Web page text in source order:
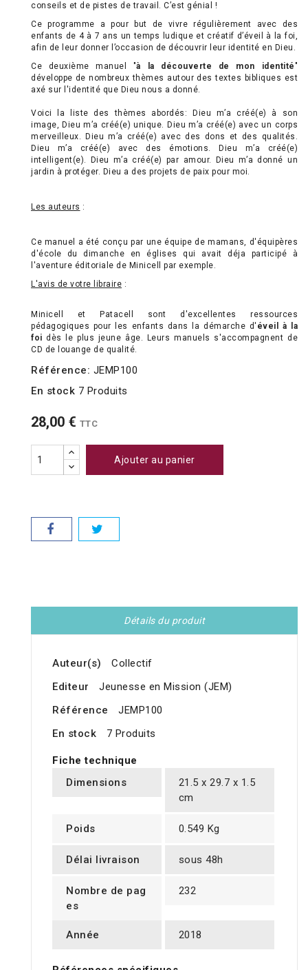
conseils et de pistes de travail. C’est génial !
Ce programme a pour but de vivre régulièrement avec des
enfants de 4 à 7 ans un temps ludique et créatif d’éveil à la foi,
afin de leur donner l’occasion de découvrir leur identité en Dieu.
Ce deuxième manuel "à la découverte de mon identité"
développe de nombreux thèmes autour des textes bibliques est
axé sur l'identité que Dieu nous a donné.
Voici la liste des thèmes abordés: Dieu m’a créé(e) à son
image, Dieu m’a créé(e) unique. Dieu m’a créé(e) avec un corps
merveilleux. Dieu m’a créé(e) avec des dons et des qualités.
Dieu m’a créé(e) avec des émotions. Dieu m’a créé(e)
intelligent(e). Dieu m’a créé(e) par amour. Dieu m’a donné un
jardin à protéger. Dieu a des projets de paix pour moi.
Les auteurs :
Ce manuel a été conçu par une équipe de mamans, d'équipères
d'école du dimanche en églises qui avait déja participé à
l'aventure éditoriale de Minicell par exemple.
L'avis de votre libraire :
Minicell et Patacell sont d'excellentes ressources
pédagogiques pour les enfants dans la démarche d' éveil à la
foi dès le plus jeune âge. Leurs manuels s'accompagnent de
CD de louange de qualité.
Référence: JEMP100
En stock 7 Produits
28,00 € TTC
Ajouter au panier
Détails du produit
Auteur(s)
Collectif
Editeur
Jeunesse en Mission (JEM)
Référence
JEMP100
En stock
7 Produits
Fiche technique
Dimensions
21.5 x 29.7 x 1.5
cm
Poids 0.549 Kg
Délai livraison sous 48h
Nombre de pag
es
232
Année 2018